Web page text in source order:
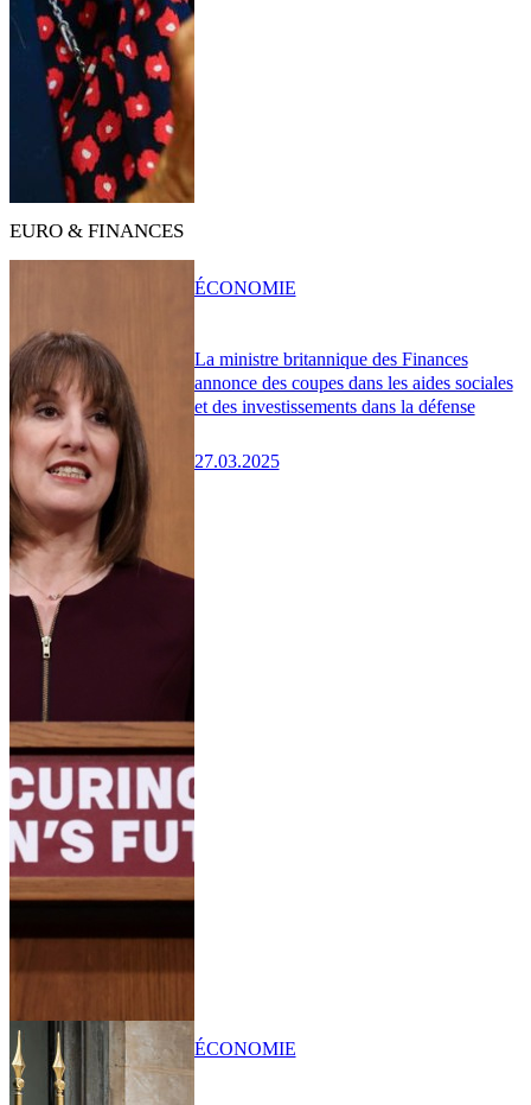
EURO & FINANCES
La ministre britannique des Finances
annonce des coupes dans les aides sociales
et des investissements dans la défense
27.03.2025
ÉCONOMIE
ÉCONOMIE